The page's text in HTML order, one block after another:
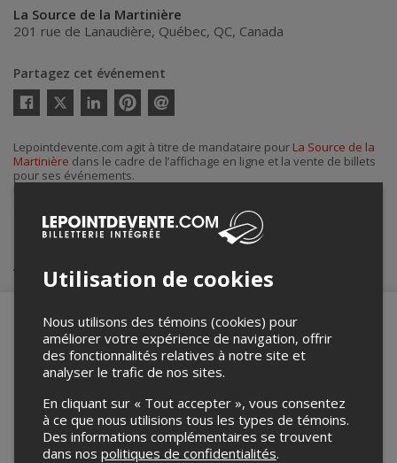
La Source de la Martinière
201 rue de Lanaudière, Québec, QC, Canada
Partagez cet événement
Twitter
courriel
Lepointdevente.com agit à titre de mandataire pour La Source de la
Martinière dans le cadre de l’affichage en ligne et la vente de billets
pour ses événements.
barlasource@gmail.com.
Achat de billets
Merci de confirmer que vous n'êtes pas un
robot ci-bas.
Utilisation de cookies
Nous utilisons des témoins (cookies) pour
améliorer votre expérience de navigation, offrir
des fonctionnalités relatives à notre site et
analyser le trafic de nos sites.
En cliquant sur « Tout accepter », vous consentez
à ce que nous utilisions tous les types de témoins.
Des informations complémentaires se trouvent
dans nos politiques de confidentialités.